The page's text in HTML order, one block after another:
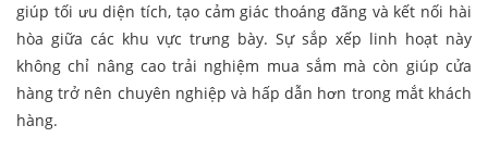
giúp tối ưu diện tích, tạo cảm giác thoáng đãng và kết nối hài
hòa giữa các khu vực trưng bày. Sự sắp xếp linh hoạt này
không chỉ nâng cao trải nghiệm mua sắm mà còn giúp cửa
hàng trở nên chuyên nghiệp và hấp dẫn hơn trong mắt khách
hàng.